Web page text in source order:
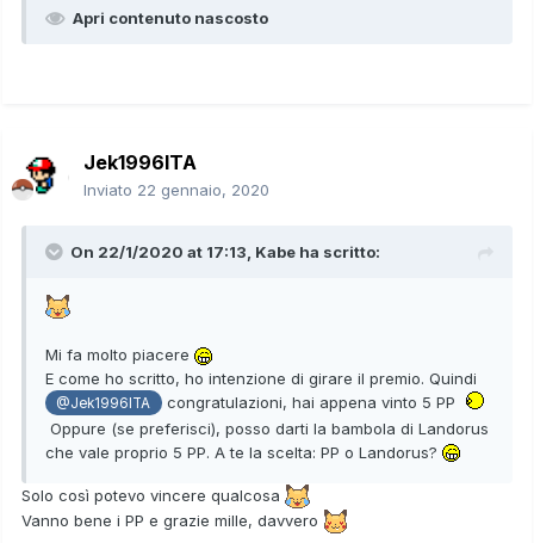
Apri contenuto nascosto
Jek1996ITA
Inviato 22 gennaio, 2020
On 22/1/2020 at 17:13, Kabe ha scritto:
Mi fa molto piacere
E come ho scritto, ho intenzione di girare il premio. Quindi
@Jek1996ITA
congratulazioni, hai appena vinto 5 PP
Oppure (se preferisci), posso darti la bambola di Landorus
che vale proprio 5 PP. A te la scelta: PP o Landorus?
Solo così potevo vincere qualcosa
Vanno bene i PP e grazie mille, davvero